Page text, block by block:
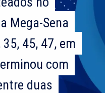
Mega-Sena
45, 47, em
com
duas
Mega-Sena
45, 47, em
com
duas